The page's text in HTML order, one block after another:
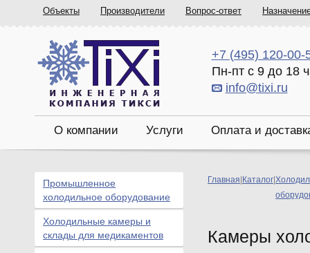
Объекты Производители Вопрос-ответ
+7 (495) 120-00-
Пн-пт с 9 до 18
info@tixi.ru
О компании Услуги Оплата и
Главная Каталог
Камеры
Промышленное
холодильное оборудование
Холодильные камеры и
склады для медикаментов